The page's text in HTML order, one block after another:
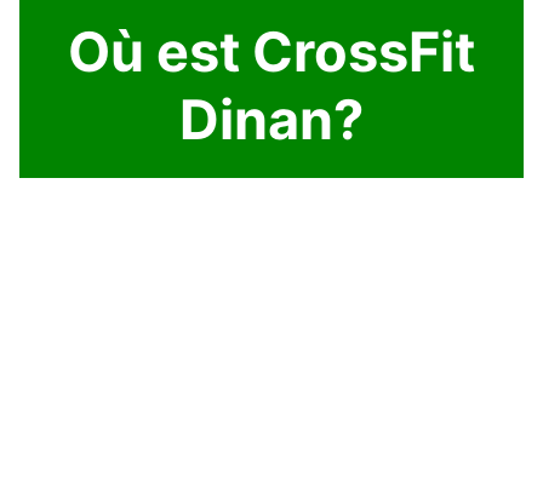
Où est CrossFit
Dinan?